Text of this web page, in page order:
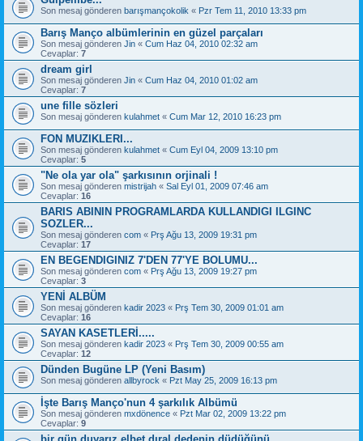
Son mesaj gönderen barışmançokolik « Pzr Tem 11, 2010 13:33 pm
Barış Manço albümlerinin en güzel parçaları
Son mesaj gönderen Jin « Cum Haz 04, 2010 02:32 am
Cevaplar: 7
dream girl
Son mesaj gönderen Jin « Cum Haz 04, 2010 01:02 am
Cevaplar: 7
une fille sözleri
Son mesaj gönderen kulahmet « Cum Mar 12, 2010 16:23 pm
FON MUZIKLERI...
Son mesaj gönderen kulahmet « Cum Eyl 04, 2009 13:10 pm
Cevaplar: 5
"Ne ola yar ola" şarkısının orjinali !
Son mesaj gönderen mistrijah « Sal Eyl 01, 2009 07:46 am
Cevaplar: 16
BARIS ABININ PROGRAMLARDA KULLANDIGI ILGINC
SOZLER...
Son mesaj gönderen com « Prş Ağu 13, 2009 19:31 pm
Cevaplar: 17
EN BEGENDIGINIZ 7'DEN 77'YE BOLUMU...
Son mesaj gönderen com « Prş Ağu 13, 2009 19:27 pm
Cevaplar: 3
YENİ ALBÜM
Son mesaj gönderen kadir 2023 « Prş Tem 30, 2009 01:01 am
Cevaplar: 16
SAYAN KASETLERİ.....
Son mesaj gönderen kadir 2023 « Prş Tem 30, 2009 00:55 am
Cevaplar: 12
Dünden Bugüne LP (Yeni Basım)
Son mesaj gönderen allbyrock « Pzt May 25, 2009 16:13 pm
İşte Barış Manço'nun 4 şarkılık Albümü
Son mesaj gönderen mxdönence « Pzt Mar 02, 2009 13:22 pm
Cevaplar: 9
bir gün duyarız elbet dıral dedenin düdüğünü